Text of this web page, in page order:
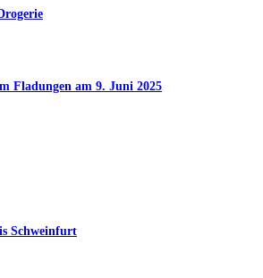
Fladungen am 9. Juni 2025
Schweinfurt